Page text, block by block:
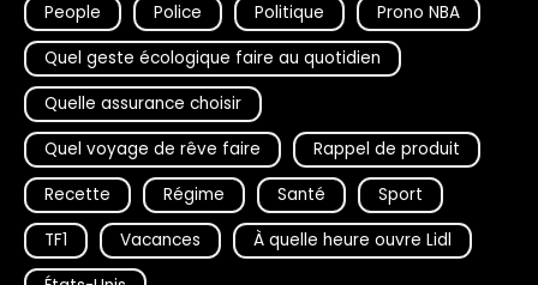
People
Police Politique
Prono NBA
Quel geste écologique faire au quotidien
Quelle assurance choisir
Quel voyage de rêve faire
Rappel de produit
Recette
Régime Santé
Sport
TF1
Vacances
À quelle heure ouvre Lidl